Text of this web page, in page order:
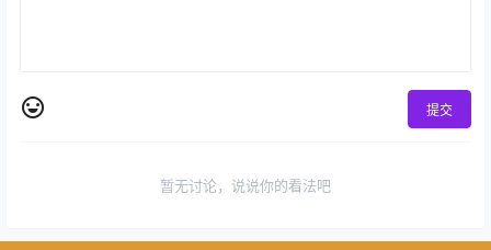
提交
暂无讨论，说说你的看法吧